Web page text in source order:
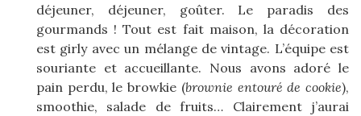
déjeuner, déjeuner, goûter. Le paradis des
gourmands ! Tout est fait maison, la décoration
est girly avec un mélange de vintage. L’équipe est
souriante et accueillante. Nous avons adoré le
pain perdu, le browkie (brownie entouré de cookie),
smoothie, salade de fruits… Clairement j’aurai